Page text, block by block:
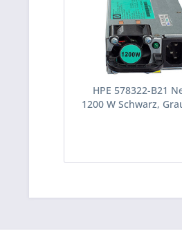
HPE 578322-B21
1200 W Schwarz,